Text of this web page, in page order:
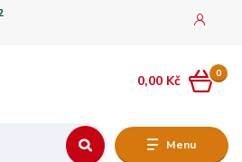
Menu
0
0,00 Kč